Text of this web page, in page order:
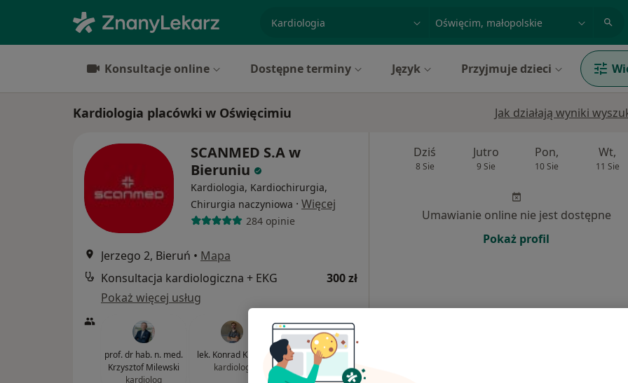
specjalizacja, badanie lub nazwiskomiasto lub dzielnica
Konsultacje online Dostępne terminy Język Przyjmuje dzieci
Kardiologia placówki w Oświęcimiu Jak działają wyniki
SCANMED S.A w
Bieruniu
Kardiologia, Kardiochirurgia,
Chirurgia naczyniowa · Więcej
284 opinie
Jerzego 2, Bieruń • Mapa
Konsultacja kardiologiczna + EKG
300 zł
Pokaż więcej usług
prof. dr hab. n. med.
Krzysztof Milewski
kardiolog
lek. Konrad Klocek
kardiolog
Dziś
8 Sie
Jutro
9 Sie
Pon,
10 Sie
Wt,
11 Sie
Umawianie online nie jest dostępne
Pokaż profil